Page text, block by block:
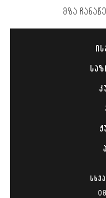
ᲛᲖᲐ